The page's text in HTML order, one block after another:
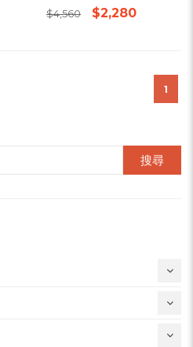
$4,560 $2,280
1
搜尋